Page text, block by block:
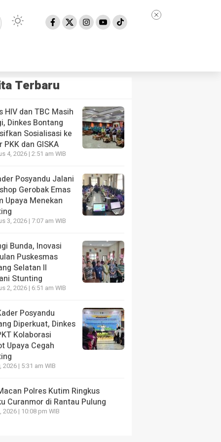
HIV dan TBC Masih Tinggi, Dinkes Bontang
PKK dan GISKA
Posyandu Jalani
Gerobak Emas dalam
Menekan Stunting
lalu
Terbaru
HIV dan TBC Masih
Dinkes Bontang
Sosialisasi ke
PKK dan GISKA
4, 2026 | 2:51 am WIB
Posyandu Jalani
Gerobak Emas
Upaya Menekan
3, 2026 | 7:07 am WIB
Bunda, Inovasi
Puskesmas
Selatan II
Stunting
2, 2026 | 6:51 am WIB
Posyandu
Diperkuat, Dinkes
Kolaborasi
Upaya Cegah
2026 | 5:31 am WIB
Polres Kutim Ringkus
Curanmor di Rantau Pulung
2026 | 10:08 pm WIB